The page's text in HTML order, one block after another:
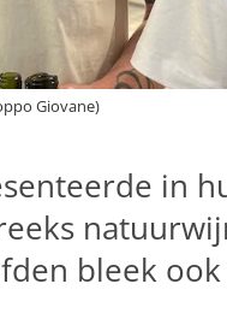
Giovane)
in
bleek